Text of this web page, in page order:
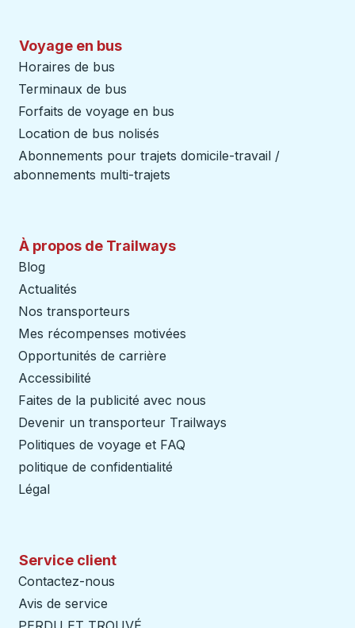
Voyage en bus
Horaires de bus
Terminaux de bus
Forfaits de voyage en bus
Location de bus nolisés
Abonnements pour trajets domicile-travail /
abonnements multi-trajets
À propos de Trailways
Blog
Actualités
Nos transporteurs
Mes récompenses motivées
Opportunités de carrière
Accessibilité
Faites de la publicité avec nous
Devenir un transporteur Trailways
Politiques de voyage et FAQ
politique de confidentialité
Légal
Service client
Contactez-nous
Avis de service